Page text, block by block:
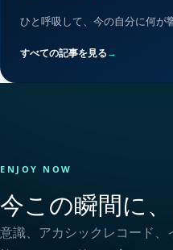
ひと呼吸して、今の自分に何が
すべての記事を見る→
ENJOY NOW
今この瞬間に
意識、アカシックレコード